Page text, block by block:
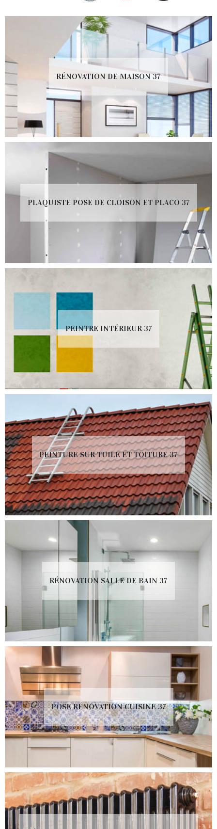
RÉNOVATION DE MAISON 37
PLAQUISTE POSE DE CLOISON ET PLACO 37
PEINTRE INTÉRIEUR 37
PEINTURE SUR TUILE ET TOITURE 37
RÉNOVATION SALLE DE BAIN 37
POSE RÉNOVATION CUISINE 37